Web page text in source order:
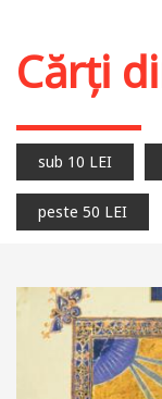
Cărți
sub 10 LEI
peste 50 LEI